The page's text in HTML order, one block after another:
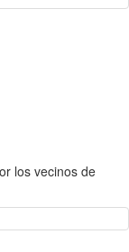
los vecinos de